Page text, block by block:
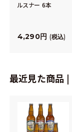
ルスナー 6本
4,290 税込
最近見た商品 |